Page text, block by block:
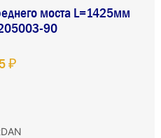
моста L=1425мм
90
₽